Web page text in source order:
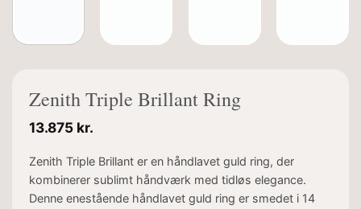
Zenith Triple Brillant Ring
13.875 kr.
Zenith Triple Brillant er en håndlavet guld ring, der
kombinerer sublimt håndværk med tidløs elegance.
Denne enestående håndlavet guld ring er smedet i 14